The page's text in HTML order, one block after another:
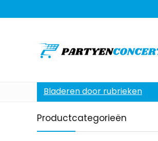
Bladeren door rubrieken
Productcategorieën